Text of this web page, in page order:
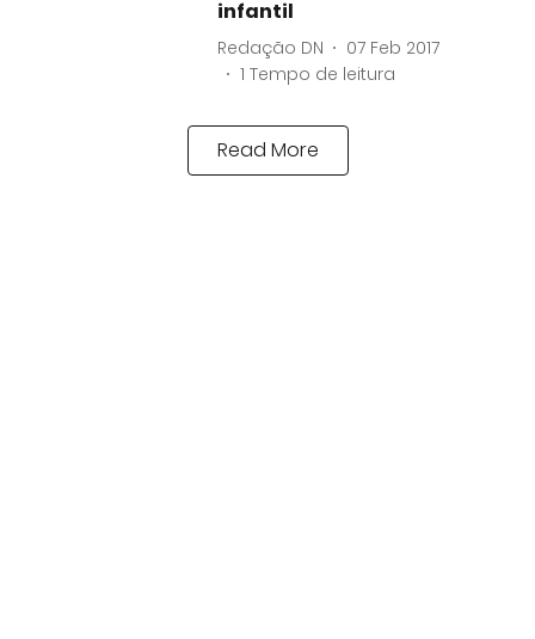
infantil
Redação DN
07 Feb 2017
1 Tempo de leitura
Read More